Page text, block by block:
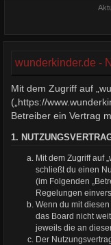
wunderkinder.de -
Mit dem Zugriff auf
(„https://
Betreiber ein Vertrag
1.
Mit dem Zugriff auf
schließt du einen
(im Folgenden
Regelungen
Wenn du mit
das Board nicht
jeweils die an
Der